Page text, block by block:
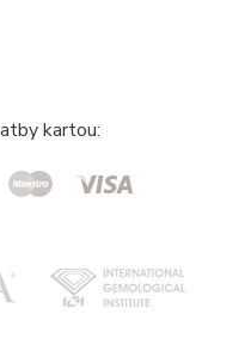
kartou: